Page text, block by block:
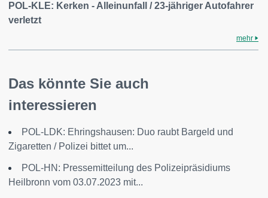
POL-KLE: Kerken - Alleinunfall / 23-jähriger Autofahrer
verletzt
mehr
Das könnte Sie auch
interessieren
POL-LDK: Ehringshausen: Duo raubt Bargeld und
Zigaretten / Polizei bittet um...
POL-HN: Pressemitteilung des Polizeipräsidiums
Heilbronn vom 03.07.2023 mit...